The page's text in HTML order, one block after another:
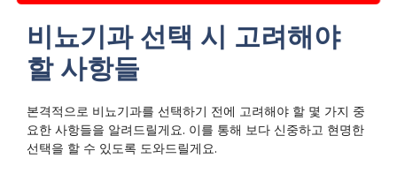
비뇨기과 선택 시 고려해야
할 사항들
본격적으로 비뇨기과를 선택하기 전에 고려해야 할 몇 가지 중
요한 사항들을 알려드릴게요. 이를 통해 보다 신중하고 현명한
선택을 할 수 있도록 도와드릴게요.